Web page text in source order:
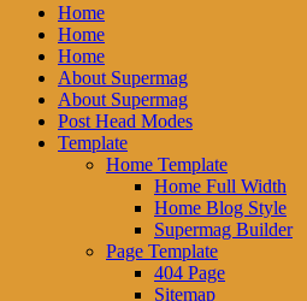
Home
Home
Home
About Supermag
About Supermag
Post Head Modes
Template
Home Template
Home Full Width
Home Blog Style
Supermag Builder
Page Template
404 Page
Sitemap